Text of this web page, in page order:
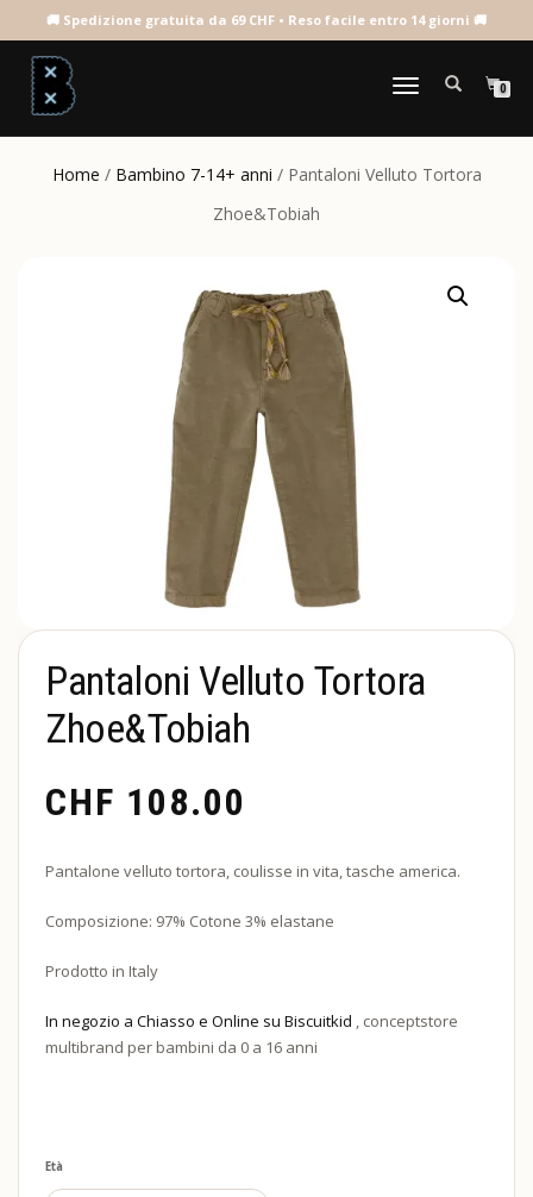
NAVIGAZIONE
0
Home / Bambino 7-14+ anni / Pantaloni Velluto Tortora
Zhoe&Tobiah
Pantaloni Velluto Tortora
Zhoe&Tobiah
CHF 108.00
Pantalone velluto tortora, coulisse in vita, tasche america.
Composizione: 97% Cotone 3% elastane
Prodotto in Italy
In negozio a Chiasso e Online su Biscuitkid , conceptstore
multibrand per bambini da 0 a 16 anni
Età